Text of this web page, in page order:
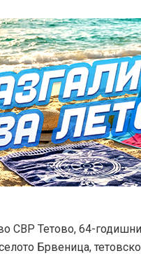
СВР Тетово, 64-
Брвеница,